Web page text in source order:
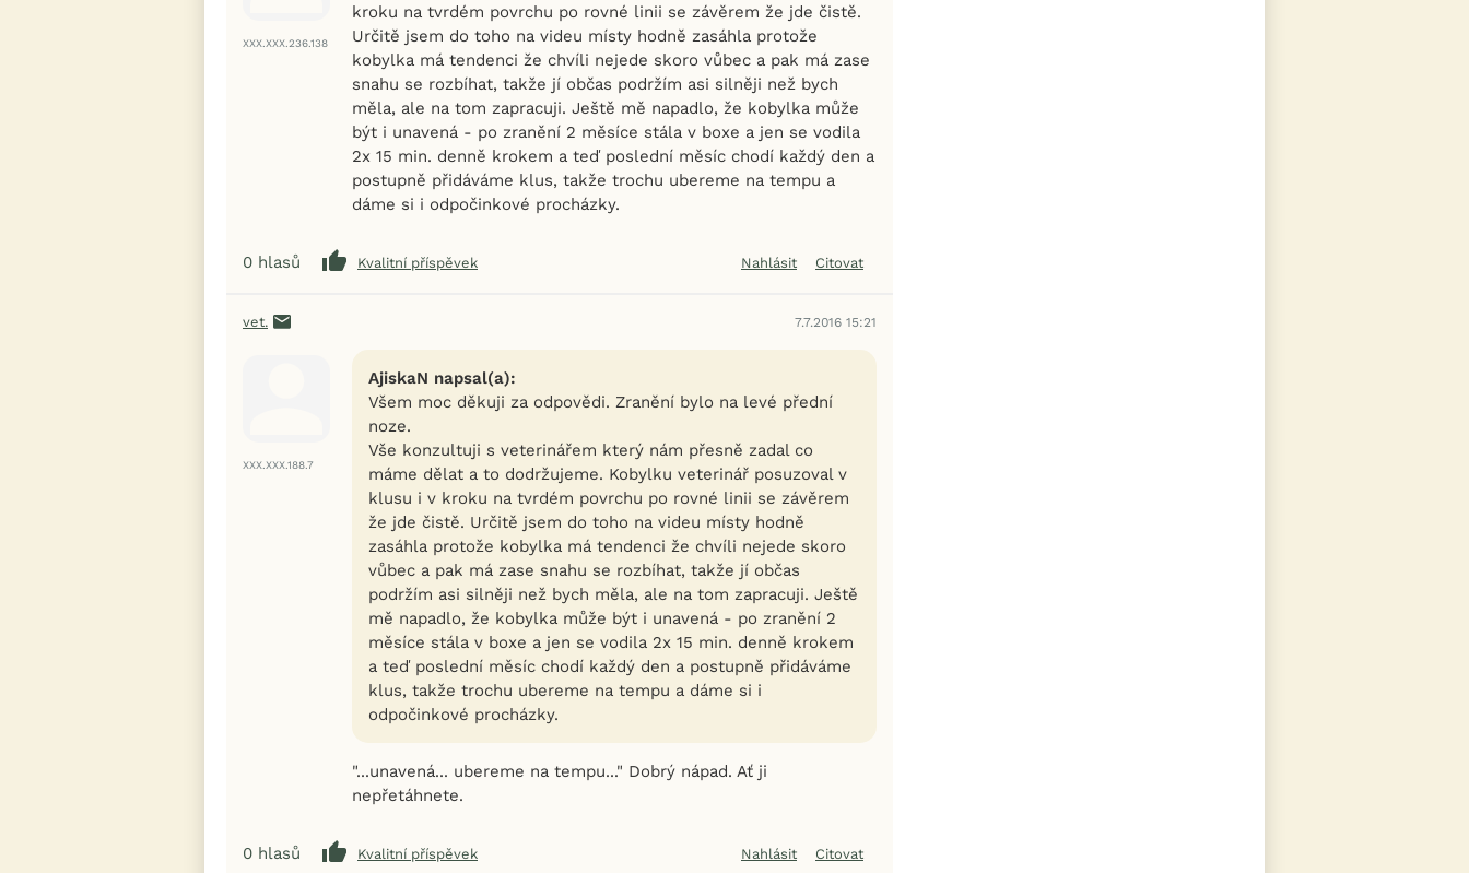
XXX.XXX.236.138
kroku na tvrdém povrchu po rovné linii se závěrem že jde čistě.
Určitě jsem do toho na videu místy hodně zasáhla protože
kobylka má tendenci že chvíli nejede skoro vůbec a pak má zase
snahu se rozbíhat, takže jí občas podržím asi silněji než bych
měla, ale na tom zapracuji. Ještě mě napadlo, že kobylka může
být i unavená - po zranění 2 měsíce stála v boxe a jen se vodila
2x 15 min. denně krokem a teď poslední měsíc chodí každý den a
postupně přidáváme klus, takže trochu ubereme na tempu a
dáme si i odpočinkové procházky.
0 hlasů Kvalitní příspěvek Nahlásit Citovat
vet. 7.7.2016 15:21
XXX.XXX.188.7
AjiskaN napsal(a):
Všem moc děkuji za odpovědi. Zranění bylo na levé přední
noze.
Vše konzultuji s veterinářem který nám přesně zadal co
máme dělat a to dodržujeme. Kobylku veterinář posuzoval v
klusu i v kroku na tvrdém povrchu po rovné linii se závěrem
že jde čistě. Určitě jsem do toho na videu místy hodně
zasáhla protože kobylka má tendenci že chvíli nejede skoro
vůbec a pak má zase snahu se rozbíhat, takže jí občas
podržím asi silněji než bych měla, ale na tom zapracuji. Ještě
mě napadlo, že kobylka může být i unavená - po zranění 2
měsíce stála v boxe a jen se vodila 2x 15 min. denně krokem
a teď poslední měsíc chodí každý den a postupně přidáváme
klus, takže trochu ubereme na tempu a dáme si i
odpočinkové procházky.
"...unavená... ubereme na tempu..." Dobrý nápad. Ať ji
nepřetáhnete.
0 hlasů Kvalitní příspěvek Nahlásit Citovat